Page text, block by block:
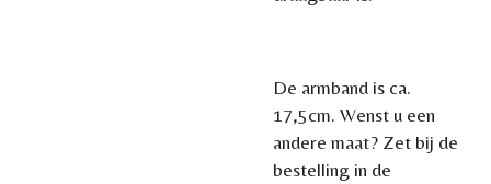
De armband is ca.
17,5cm. Wenst u een
andere maat? Zet bij de
bestelling in de